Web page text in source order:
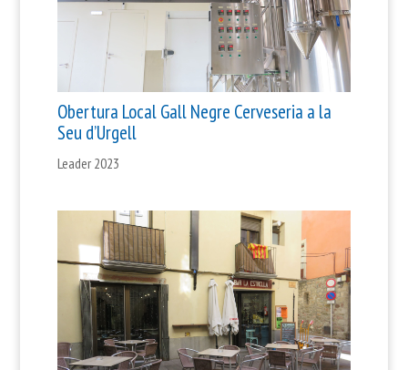
Obertura Local Gall Negre Cerveseria a la
Seu d’Urgell
Leader 2023